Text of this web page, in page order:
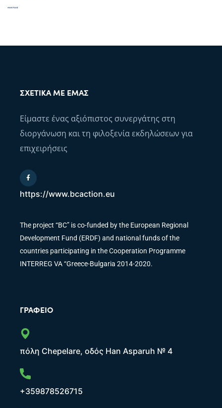
ΣΧΕΤΙΚΆ ΜΕ ΕΜΆΣ
Είμαστε ένας αξιόπιστος συνεργάτης στη
διοργάνωση και τη φιλοξενία εκδηλώσεων για
επιχειρήσεις
https://www.bcaction.eu
The project “BC” is co-funded by the European Regional
Development Fund (ERDF) and national funds of the
countries participating in the Cooperation Programme
INTERREG VA “Greece-Bulgaria 2014-2020.
ΓΡΑΦΕΊΟ
πόλη Chepelare, οδός Han Asparuh № 4
+359878526715